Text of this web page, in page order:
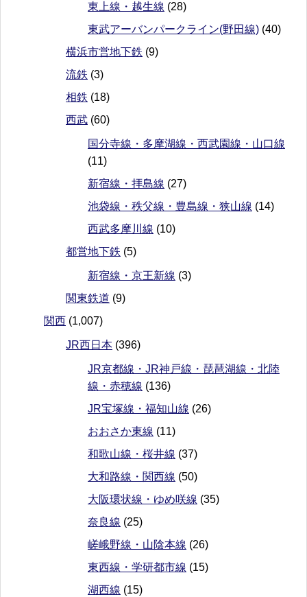
東上線・越生線 (28)
東武アーバンパークライン(野田線) (40)
横浜市営地下鉄 (9)
流鉄 (3)
相鉄 (18)
西武 (60)
国分寺線・多摩湖線・西武園線・山口線
(11)
新宿線・拝島線 (27)
池袋線・秩父線・豊島線・狭山線 (14)
西武多摩川線 (10)
都営地下鉄 (5)
新宿線・京王新線 (3)
関東鉄道 (9)
関西 (1,007)
JR西日本 (396)
JR京都線・JR神戸線・琵琶湖線・北陸
線・赤穂線 (136)
JR宝塚線・福知山線 (26)
おおさか東線 (11)
和歌山線・桜井線 (37)
大和路線・関西線 (50)
大阪環状線・ゆめ咲線 (35)
奈良線 (25)
嵯峨野線・山陰本線 (26)
東西線・学研都市線 (15)
湖西線 (15)